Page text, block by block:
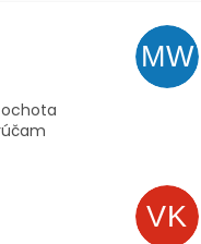
MW
VK